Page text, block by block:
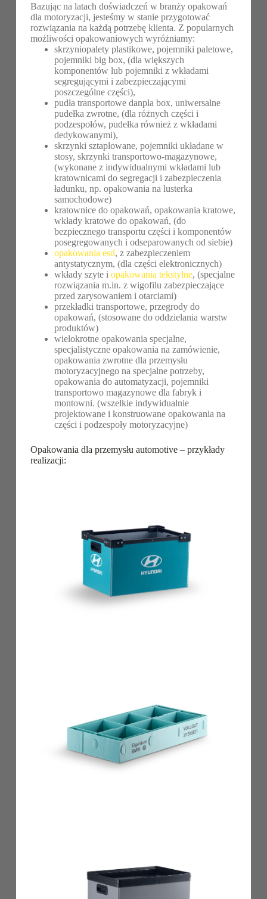
Bazując na latach doświadczeń w branży opakowań
dla motoryzacji, jesteśmy w stanie przygotować
rozwiązania na każdą potrzebę klienta. Z popularnych
możliwości opakowaniowych wyróżniamy:
skrzyniopalety plastikowe, pojemniki paletowe,
pojemniki big box, (dla większych
komponentów lub pojemniki z wkładami
segregującymi i zabezpieczającymi
poszczególne części),
pudła transportowe danpla box, uniwersalne
pudełka zwrotne, (dla różnych części i
podzespołów, pudełka również z wkładami
dedykowanymi),
skrzynki sztaplowane, pojemniki układane w
stosy, skrzynki transportowo-magazynowe,
(wykonane z indywidualnymi wkładami lub
kratownicami do segregacji i zabezpieczenia
ładunku, np. opakowania na lusterka
samochodowe)
kratownice do opakowań, opakowania kratowe,
wkłady kratowe do opakowań, (do
bezpiecznego transportu części i komponentów
posegregowanych i odseparowanych od siebie)
opakowania esd, z zabezpieczeniem
antystatycznym, (dla części elektronicznych)
wkłady szyte i opakowania tekstylne, (specjalne
rozwiązania m.in. z wigofilu zabezpieczające
przed zarysowaniem i otarciami)
przekładki transportowe, przegrody do
opakowań, (stosowane do oddzielania warstw
produktów)
wielokrotne opakowania specjalne,
specjalistyczne opakowania na zamówienie,
opakowania zwrotne dla przemysłu
motoryzacyjnego na specjalne potrzeby,
opakowania do automatyzacji, pojemniki
transportowo magazynowe dla fabryk i
montowni. (wszelkie indywidualnie
projektowane i konstruowane opakowania na
części i podzespoły motoryzacyjne)
Opakowania dla przemysłu automotive – przykłady
realizacji: